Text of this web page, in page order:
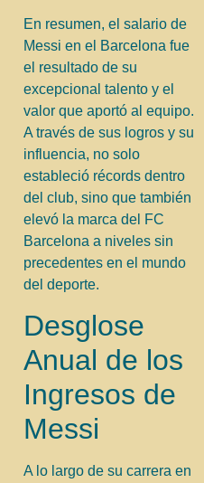
En resumen, el salario de
Messi en el Barcelona fue
el resultado de su
excepcional talento y el
valor que aportó al equipo.
A través de sus logros y su
influencia, no solo
estableció récords dentro
del club, sino que también
elevó la marca del FC
Barcelona a niveles sin
precedentes en el mundo
del deporte.
Desglose
Anual de los
Ingresos de
Messi
A lo largo de su carrera en